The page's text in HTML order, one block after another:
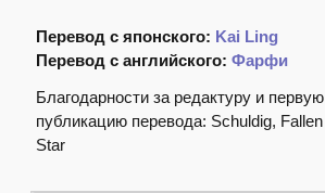
Перевод с японского: Kai Ling
Перевод с английского:Фарфи
Благодарности за редактуру и первую
публикацию перевода: Schuldig, Fallen
Star